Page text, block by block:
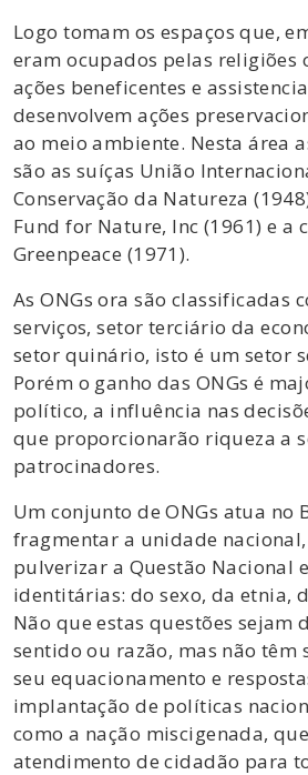
Logo tomam os espaços que,
eram ocupados pelas religiões
ações beneficentes e
desenvolvem ações
ao meio ambiente. Nesta área
são as suíças União
Conservação da Natureza
Fund for Nature, Inc (1961) e a
Greenpeace (1971).
As ONGs ora são classificadas
serviços, setor terciário da
setor quinário, isto é um setor
Porém o ganho das ONGs é
político, a influência nas
que proporcionarão riqueza a
patrocinadores.
Um conjunto de ONGs atua no
fragmentar a unidade
pulverizar a Questão Nacional
identitárias: do sexo, da etnia,
Não que estas questões sejam
sentido ou razão, mas não têm
seu equacionamento e
implantação de políticas
como a nação miscigenada,
atendimento de cidadão para